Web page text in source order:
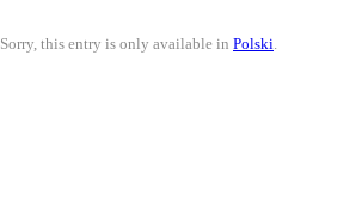
Sorry, this entry is only available in Polski.